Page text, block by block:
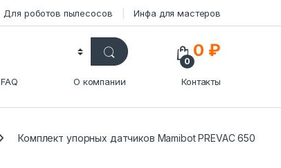
Для роботов пылесосов Инфа для мастеров
FAQ О компании Контакты
0
0 ₽
Комплект упорных датчиков Mamibot PREVAC 650